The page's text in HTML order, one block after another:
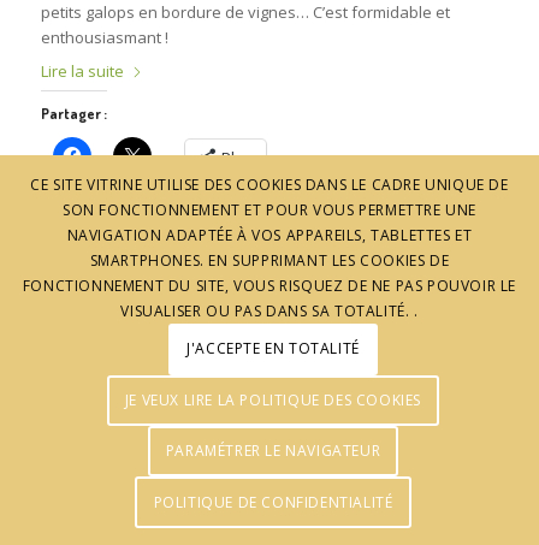
petits galops en bordure de vignes… C’est formidable et
enthousiasmant !
Lire la suite
Partager :
Plus
© J'aime l'Ardèche - Réalisation :
CE SITE VITRINE UTILISE DES COOKIES DANS LE CADRE UNIQUE DE
SON FONCTIONNEMENT ET POUR VOUS PERMETTRE UNE
NAVIGATION ADAPTÉE À VOS APPAREILS, TABLETTES ET
SMARTPHONES. EN SUPPRIMANT LES COOKIES DE
FONCTIONNEMENT DU SITE, VOUS RISQUEZ DE NE PAS POUVOIR LE
VISUALISER OU PAS DANS SA TOTALITÉ. .
J'ACCEPTE EN TOTALITÉ
JE VEUX LIRE LA POLITIQUE DES COOKIES
PARAMÉTRER LE NAVIGATEUR
POLITIQUE DE CONFIDENTIALITÉ